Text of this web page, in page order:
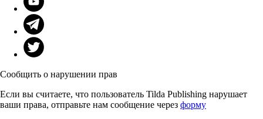
Сообщить о нарушении прав
Если вы считаете, что пользователь Tilda Publishing нарушает
ваши права, отправьте нам сообщение через форму